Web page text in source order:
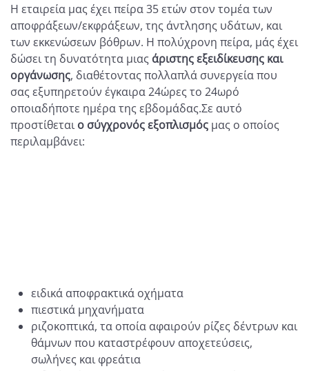
Η εταιρεία μας έχει πείρα 35 ετών στον τομέα των
αποφράξεων/εκφράξεων, της άντλησης υδάτων, και
των εκκενώσεων βόθρων. Η πολύχρονη πείρα, μάς έχει
δώσει τη δυνατότητα μιας άριστης εξειδίκευσης και
οργάνωσης, διαθέτοντας πολλαπλά συνεργεία που
σας εξυπηρετούν έγκαιρα 24ώρες το 24ωρό
οποιαδήποτε ημέρα της εβδομάδας.Σε αυτό
προστίθεται ο σύγχρονός εξοπλισμός μας ο οποίος
περιλαμβάνει:
ειδικά αποφρακτικά οχήματα
πιεστικά μηχανήματα
ριζοκοπτικά, τα οποία αφαιρούν ρίζες δέντρων και
θάμνων που καταστρέφουν αποχετεύσεις,
σωλήνες και φρεάτια